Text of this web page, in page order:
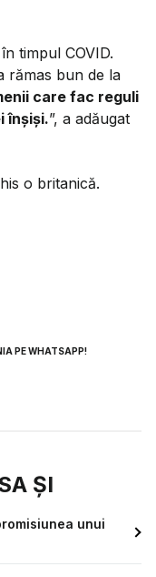
timpul COVID.
rămas bun de la
care fac reguli
înșiși.”, a adăugat
o britanică.
PE WHATSAPP!
ȘI
unui